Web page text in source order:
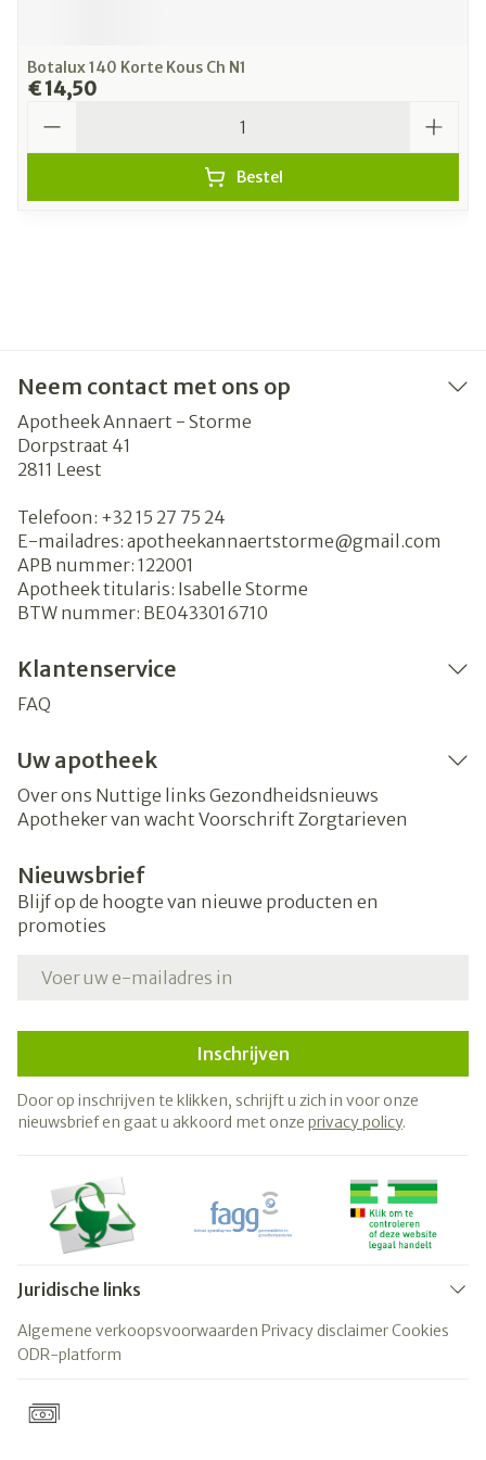
Botalux 140 Korte Kous Ch N1
€ 14,50
Bestel
Neem contact met ons op
Apotheek Annaert - Storme
Dorpstraat 41
2811 Leest
Telefoon: +32 15 27 75 24
E-mailadres: apotheekannaertstorme@gmail.com
APB nummer: 122001
Apotheek titularis: Isabelle Storme
BTW nummer: BE0433016710
Klantenservice
FAQ
Uw apotheek
Over ons Nuttige links Gezondheidsnieuws
Apotheker van wacht Voorschrift Zorgtarieven
Nieuwsbrief
Blijf op de hoogte van nieuwe producten en
promoties
Inschrijven
Door op inschrijven te klikken, schrijft u zich in voor onze
nieuwsbrief en gaat u akkoord met onze privacy policy.
Juridische links
Algemene verkoopsvoorwaarden Privacy disclaimerCookies
ODR-platform